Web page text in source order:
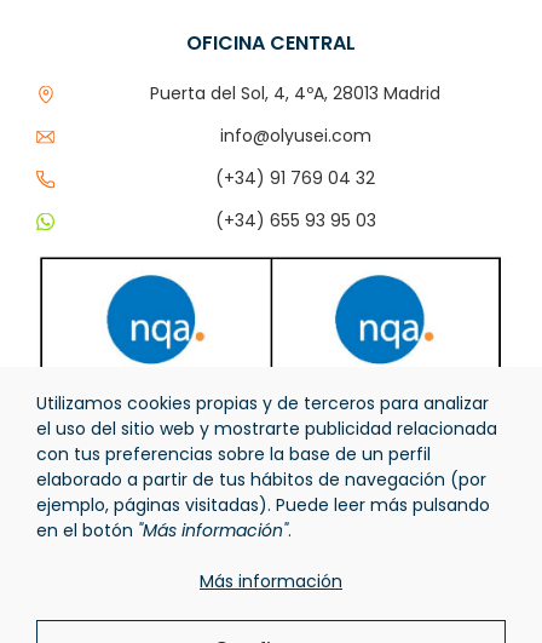
OFICINA CENTRAL
Puerta del Sol, 4, 4ºA, 28013 Madrid
info@olyusei.com
(+34) 91 769 04 32
(+34) 655 93 95 03
Utilizamos cookies propias y de terceros para analizar
el uso del sitio web y mostrarte publicidad relacionada
con tus preferencias sobre la base de un perfil
elaborado a partir de tus hábitos de navegación (por
ejemplo, páginas visitadas). Puede leer más pulsando
en el botón "Más información".
Más información